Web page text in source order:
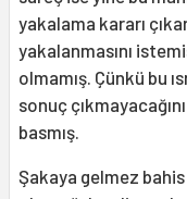
yakalama kararı
yakalanmasını
olmamış. Çünkü bu
sonuç
basmış.
Şakaya gelmez bahis